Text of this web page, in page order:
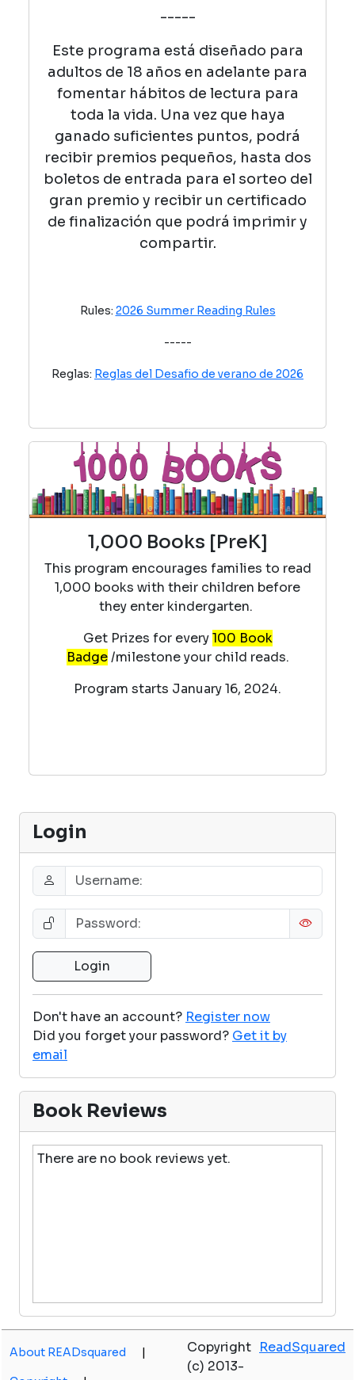
-----
Este programa está diseñado para
adultos de 18 años en adelante para
fomentar hábitos de lectura para
toda la vida. Una vez que haya
ganado suficientes puntos, podrá
recibir premios pequeños, hasta dos
boletos de entrada para el sorteo del
gran premio y recibir un certificado
de finalización que podrá imprimir y
compartir.
Rules: 2026 Summer Reading Rules
-----
Reglas: Reglas del Desafio de verano de 2026
1,000 Books [PreK]
This program encourages families to read
1,000 books with their children before
they enter kindergarten.
Get Prizes for every100 Book
Badge/milestone your child reads.
Program starts January 16, 2024.
Login
Don't have an account? Register now
Did you forget your password? Get it by
email
Book Reviews
There are no book reviews yet.
About READsquared |
Copyright
(c) 2013-
ReadSquared